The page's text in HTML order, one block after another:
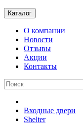
Каталог
О компании
Новости
Отзывы
Акции
Контакты
Входные двери
Shelter